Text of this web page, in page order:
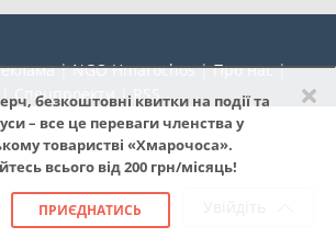
×
безкоштовні квитки на події та
– все це переваги членства у
товаристві «Хмарочоса».
всього від 200 грн/місяць!
ПРИЄДНАТИСЬ
|NGO Hmarochos|Про нас|
Спецпроекти| RSS